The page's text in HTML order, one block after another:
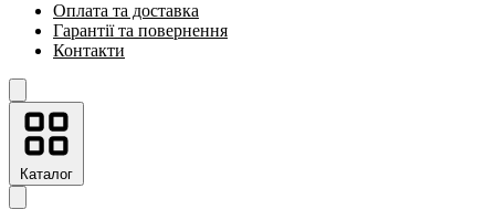
Оплата та доставка
Гарантії та повернення
Контакти
Каталог